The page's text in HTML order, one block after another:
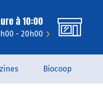
à 10:00
- 20h00
Biocoop